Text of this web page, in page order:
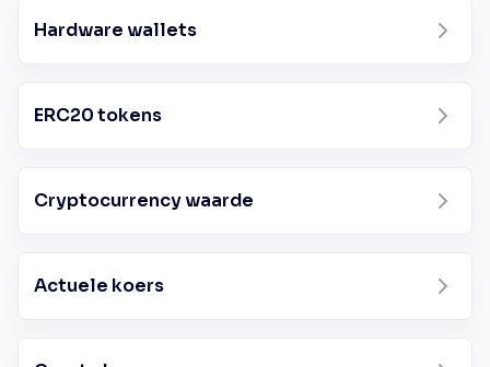
Hardware wallets
ERC2​​0 tokens
Cryptocurrency waarde
Actuele koers